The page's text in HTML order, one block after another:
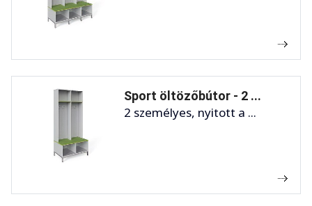
Sport öltözőbútor - 2 ...
2 személyes, nyitott a ...